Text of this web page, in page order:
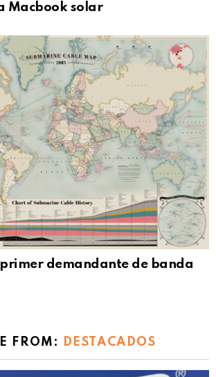
Macbook solar
demandante de banda
FROM: DESTACADOS